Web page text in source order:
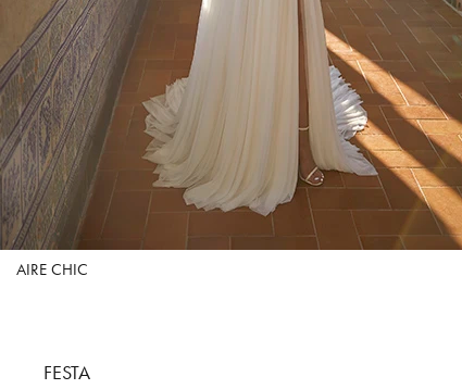
AIRE CHIC
FESTA